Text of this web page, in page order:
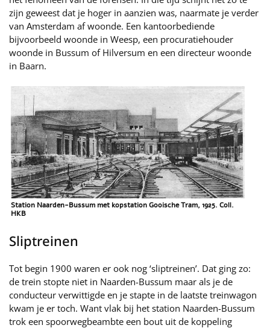
zijn geweest dat je hoger in aanzien was, naarmate je verder
van Amsterdam af woonde. Een kantoorbediende
bijvoorbeeld woonde in Weesp, een procuratiehouder
woonde in Bussum of Hilversum en een directeur woonde
in Baarn.
Station Naarden-Bussum met kopstation Gooische Tram, 1925. Coll.
HKB
Sliptreinen
Tot begin 1900 waren er ook nog ‘sliptreinen’. Dat ging zo:
de trein stopte niet in Naarden-Bussum maar als je de
conducteur verwittigde en je stapte in de laatste treinwagon
kwam je er toch. Want vlak bij het station Naarden-Bussum
trok een spoorwegbeambte een bout uit de koppeling